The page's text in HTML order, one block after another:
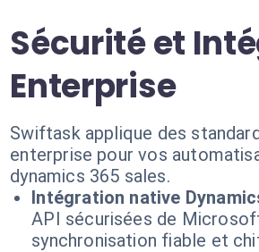
Sécurité et
Enterprise
Swiftask applique des
enterprise pour vos
dynamics 365 sales.
Intégration native
API sécurisées de
synchronisation fiable et